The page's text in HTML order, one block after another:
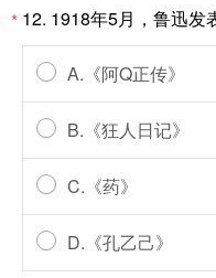
* 12. 1918年5月，鲁迅发
A.《阿Q正传》
B.《狂人日记》
C.《药》
D.《孔乙己》